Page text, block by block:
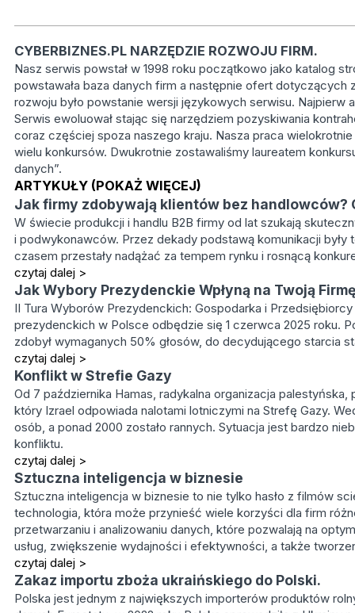
CYBERBIZNES.PL NARZĘDZIE ROZWOJU FIRM.
Nasz serwis powstał w 1998 roku początkowo jako katalog
powstawała baza danych firm a następnie ofert dotyczących
rozwoju było powstanie wersji językowych serwisu. Najpierw
Serwis ewoluował stając się narzędziem pozyskiwania
coraz częściej spoza naszego kraju. Nasza praca
wielu konkursów. Dwukrotnie zostawaliśmy laureatem
danych”.
ARTYKUŁY (POKAŻ WIĘCEJ)
Jak firmy zdobywają klientów bez handlowców?
W świecie produkcji i handlu B2B firmy od lat szukają
i podwykonawców. Przez dekady podstawą komunikacji
czasem przestały nadążać za tempem rynku i rosnącą
czytaj dalej >
Jak Wybory Prezydenckie Wpłyną na Twoją Firmę
II Tura Wyborów Prezydenckich: Gospodarka i
prezydenckich w Polsce odbędzie się 1 czerwca 2025 roku.
zdobył wymaganych 50% głosów, do decydującego starcia
czytaj dalej >
Konflikt w Strefie Gazy
Od 7 października Hamas, radykalna organizacja
który Izrael odpowiada nalotami lotniczymi na Strefę Gazy.
osób, a ponad 2000 zostało rannych. Sytuacja jest bardzo
konfliktu.
czytaj dalej >
Sztuczna inteligencja w biznesie
Sztuczna inteligencja w biznesie to nie tylko hasło z filmów
technologia, która może przynieść wiele korzyści dla firm
przetwarzaniu i analizowaniu danych, które pozwalają na
usług, zwiększenie wydajności i efektywności, a także
czytaj dalej >
Zakaz importu zboża ukraińskiego do Polski.
Polska jest jednym z największych importerów produktów